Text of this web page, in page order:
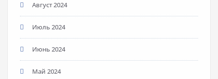
Август 2024
Июль 2024
Июнь 2024
Май 2024